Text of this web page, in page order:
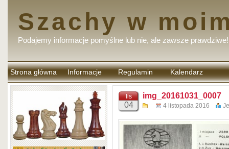
Szachy w
Podajemy informacje pomyślne lub nie, ale zawsze prawdziwe!
Strona główna Informacje Regulamin
komentarzy
Kalendarz
lis
04
img_20161031_0007
4 listopada 2016